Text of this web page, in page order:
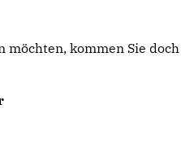
möchten, kommen Sie